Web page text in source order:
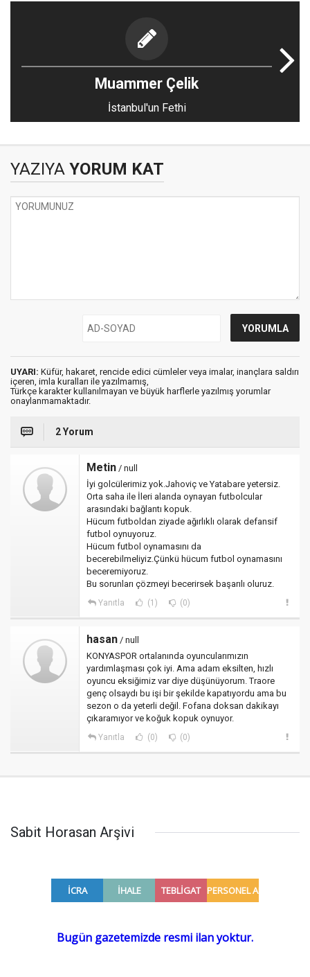
Muammer Çelik
İstanbul'un Fethi
YAZIYA YORUM KAT
UYARI: Küfür, hakaret, rencide edici cümleler veya imalar, inançlara saldırı
içeren, imla kuralları ile yazılmamış,
Türkçe karakter kullanılmayan ve büyük harflerle yazılmış yorumlar
onaylanmamaktadır.
2 Yorum
Metin / null
İyi golcülerimiz yok.Jahoviç ve Yatabare yetersiz.
Orta saha ile İleri alanda oynayan futbolcular
arasındaki bağlantı kopuk.
Hücum futboldan ziyade ağırlıklı olarak defansif
futbol oynuyoruz.
Hücum futbol oynamasını da
becerebilmeliyiz.Çünkü hücum futbol oynamasını
beceremiyoruz.
Bu sorunları çözmeyi becerirsek başarılı oluruz.
Yanıtla (1) (0)
hasan / null
KONYASPOR ortalanında oyuncularımızın
yardımlaşması çok iyi. Ama adam eksilten, hızlı
oyuncu eksiğimiz var diye düşünüyorum. Traore
genç olsaydı bu işi bir şekilde kapatıyordu ama bu
sezon o da yeterli değil. Fofana doksan dakikayı
çıkaramıyor ve koğuk kopuk oynuyor.
Yanıtla (0) (0)
Sabit Horasan Arşivi